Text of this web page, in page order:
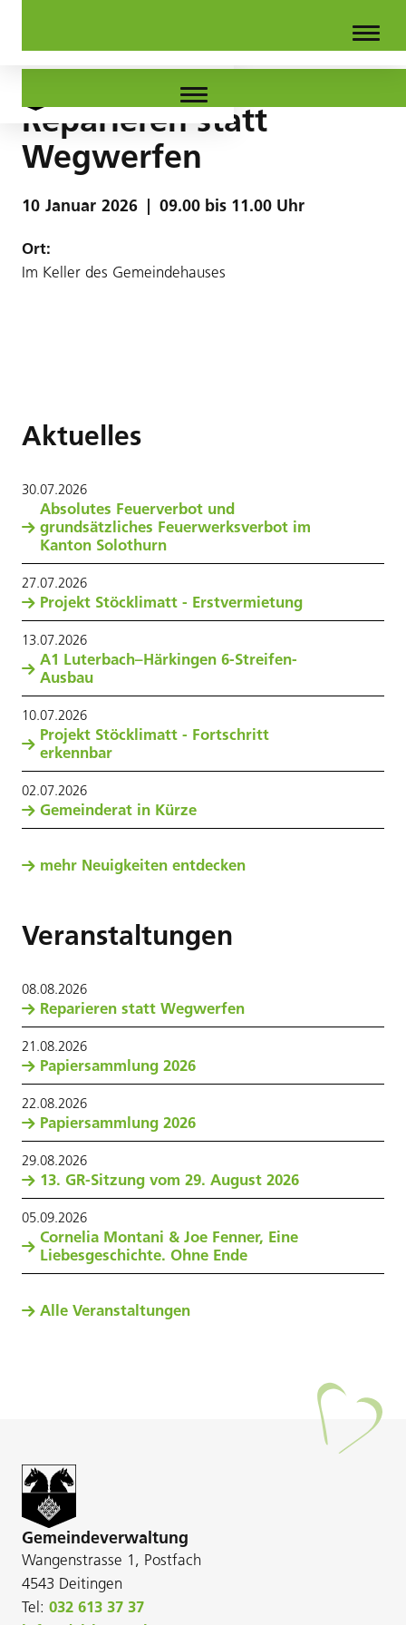
Reparieren statt
Wegwerfen
10 Januar 2026 09.00 bis 11.00 Uhr
Ort:
Im Keller des Gemeindehauses
Aktuelles
30.07.2026
Absolutes Feuerverbot und
grundsätzliches Feuerwerksverbot im
Kanton Solothurn
27.07.2026
Projekt Stöcklimatt - Erstvermietung
13.07.2026
A1 Luterbach–Härkingen 6-Streifen-
Ausbau
10.07.2026
Projekt Stöcklimatt - Fortschritt
erkennbar
02.07.2026
Gemeinderat in Kürze
mehr Neuigkeiten entdecken
Veranstaltungen
08.08.2026
Reparieren statt Wegwerfen
21.08.2026
Papiersammlung 2026
22.08.2026
Papiersammlung 2026
29.08.2026
13. GR-Sitzung vom 29. August 2026
05.09.2026
Cornelia Montani & Joe Fenner, Eine
Liebesgeschichte. Ohne Ende
Alle Veranstaltungen
Gemeindeverwaltung
Wangenstrasse 1, Postfach
4543 Deitingen
Tel: 032 613 37 37